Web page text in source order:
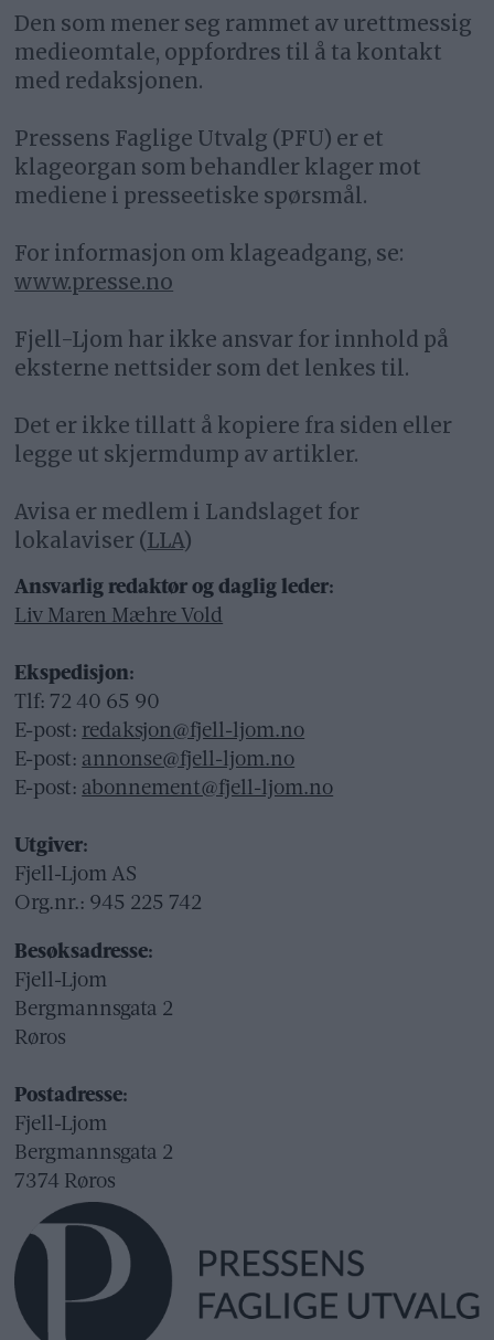
Den som mener seg rammet av urettmessig
medieomtale, oppfordres til å ta kontakt
med redaksjonen.
Pressens Faglige Utvalg (PFU) er et
klageorgan som behandler klager mot
mediene i presseetiske spørsmål.
For informasjon om klageadgang, se:
www.presse.no
Fjell-Ljom har ikke ansvar for innhold på
eksterne nettsider som det lenkes til.
Det er ikke tillatt å kopiere fra siden eller
legge ut skjermdump av artikler.
Avisa er medlem i Landslaget for
lokalaviser (LLA)
Ansvarlig redaktør og daglig leder:
Liv Maren Mæhre Vold
Ekspedisjon:
Tlf: 72 40 65 90
E-post: redaksjon@fjell-ljom.no
E-post: annonse@fjell-ljom.no
E-post: abonnement@fjell-ljom.no
Utgiver:
Fjell-Ljom AS
Org.nr.: 945 225 742
Besøksadresse:
Fjell-Ljom
Bergmannsgata 2
Røros
Postadresse:
Fjell-Ljom
Bergmannsgata 2
7374 Røros